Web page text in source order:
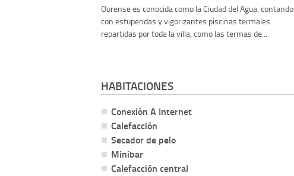
Ourense es conocida como la Ciudad del Agua, contando
con estupendas y vigorizantes piscinas termales
repartidas por toda la villa, como las termas de...
HABITACIONES
Conexión A Internet
Calefacción
Secador de pelo
Minibar
Calefacción central